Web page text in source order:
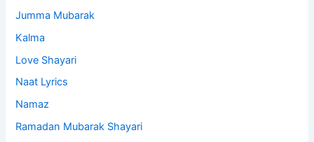
Jumma Mubarak
Kalma
Love Shayari
Naat Lyrics
Namaz
Ramadan Mubarak Shayari